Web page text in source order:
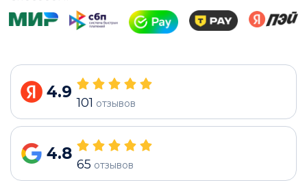
4.9
101 отзывов
4.8
65 отзывов